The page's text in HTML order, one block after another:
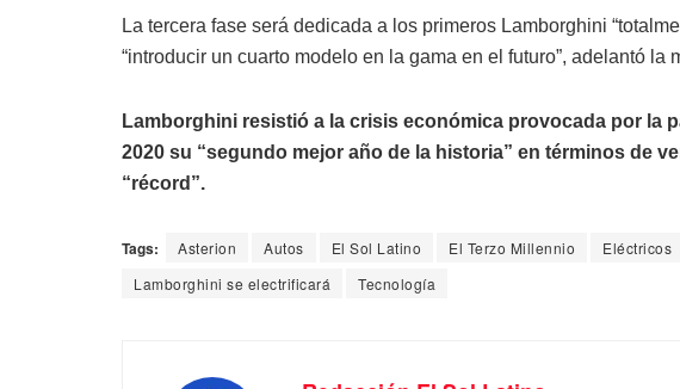
La tercera fase será dedicada a los primeros Lamborghini
“introducir un cuarto modelo en la gama en el futuro”, adelantó la
Lamborghini resistió a la crisis económica provocada por la
2020 su “segundo mejor año de la historia” en términos de
“récord”.
Tags: Asterion Autos El Sol Latino El Terzo Millennio Eléctricos
Lamborghini se electrificará
Tecnología